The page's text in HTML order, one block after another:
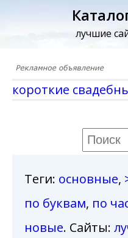
лучшие
короткие
Теги: основные,
по буквам, по
новые. Сайты: